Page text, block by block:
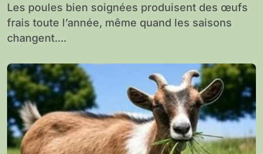
Les poules bien soignées produisent des œufs
frais toute l’année, même quand les saisons
changent....